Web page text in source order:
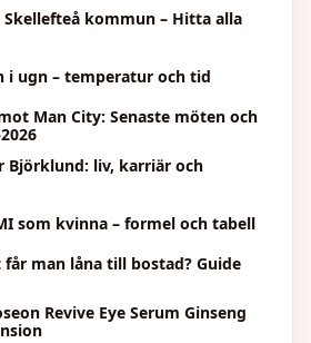
Skellefteå kommun – Hitta alla
i ugn – temperatur och tid
Man City: Senaste möten och
Björklund: liv, karriär och
som kvinna – formel och tabell
man låna till bostad? Guide
Revive Eye Serum Ginseng